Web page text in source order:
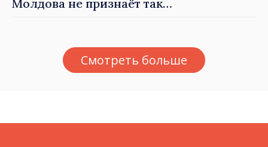
Молдова не признаёт так
осуществлённые
тираспольскими властями
в восточных районах»
Смотреть больше